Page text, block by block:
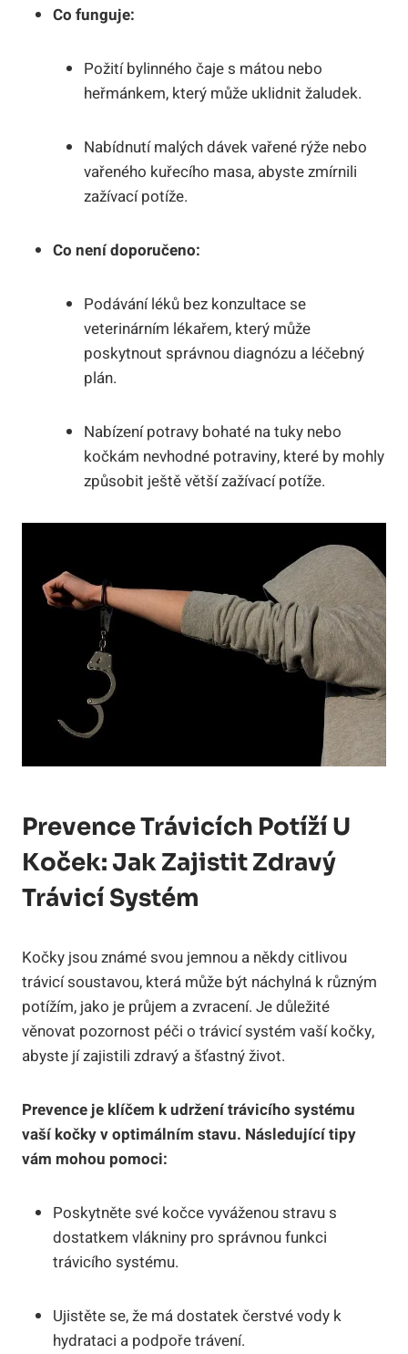
Co funguje:
Požití ​bylinného čaje​ s mátou nebo
heřmánkem, ‍který může ⁤uklidnit žaludek.
Nabídnutí malých ‌dávek vařené rýže ‌nebo
‍vařeného kuřecího ‍masa, ⁢abyste ⁤zmírnili
zažívací potíže.
Co⁤ není doporučeno:
Podávání⁣ léků bez konzultace se ​
veterinárním lékařem, který ⁢může
poskytnout správnou diagnózu a léčebný
plán.
Nabízení potravy bohaté na tuky⁣ nebo
kočkám nevhodné potraviny, které by mohly‍
způsobit ještě větší ​zažívací ‌potíže.
Prevence‌ Trávicích ⁢potíží U⁢
Koček: Jak ⁤zajistit Zdravý
Trávicí Systém
Kočky jsou známé svou jemnou a někdy ⁣citlivou
trávicí soustavou, která může být náchylná k různým
potížím, jako je ‌průjem a zvracení. Je důležité
věnovat ‍pozornost péči o⁣ trávicí systém​ vaší kočky, ​
abyste⁢ jí zajistili zdravý a⁤ šťastný život.
Prevence je klíčem k udržení trávicího systému
vaší‌ kočky v optimálním stavu. Následující tipy
vám mohou‍ pomoci:
Poskytněte své kočce ‌vyváženou stravu s
dostatkem ‍vlákniny pro​ správnou funkci
trávicího systému.
Ujistěte se, že má‍ dostatek​ čerstvé vody ⁤k
⁢hydrataci a podpoře trávení.